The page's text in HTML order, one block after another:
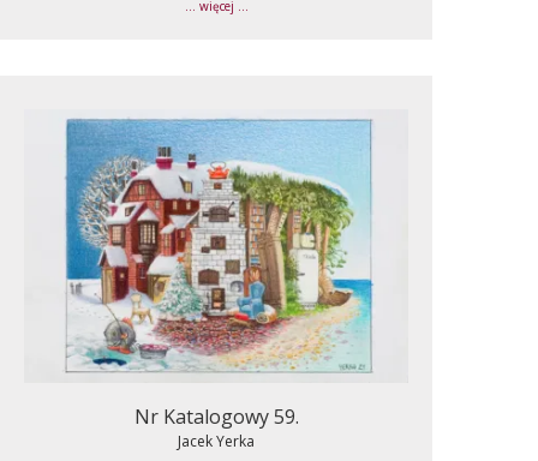
... więcej ...
Nr Katalogowy 59.
Jacek Yerka